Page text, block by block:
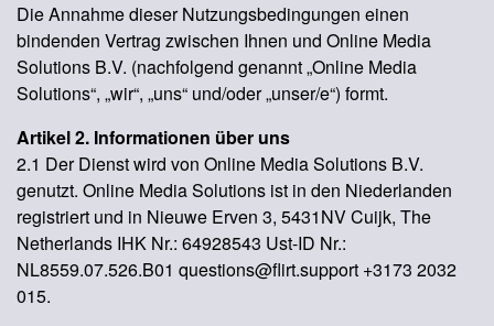
Die Annahme dieser Nutzungsbedingungen einen
bindenden Vertrag zwischen Ihnen und Online Media
Solutions B.V. (nachfolgend genannt „Online Media
Solutions“, „wir“, „uns“ und/oder „unser/e“) formt.
Artikel 2. Informationen über uns
2.1 Der Dienst wird von Online Media Solutions B.V.
genutzt. Online Media Solutions ist in den Niederlanden
registriert und in Nieuwe Erven 3, 5431NV Cuijk, The
Netherlands IHK Nr.: 64928543 Ust-ID Nr.:
NL8559.07.526.B01 questions@flirt.support +3173 2032
015.